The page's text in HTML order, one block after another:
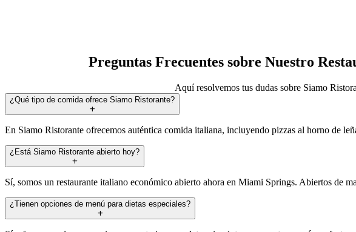
Preguntas Frecuentes sobre Nuestro
Aquí resolvemos tus dudas sobre Siamo
¿Qué tipo de comida ofrece Siamo Ristorante?
En Siamo Ristorante ofrecemos auténtica comida italiana, incluyendo pizzas al horno de
¿Está Siamo Ristorante abierto hoy?
Sí, somos un restaurante italiano económico abierto ahora en Miami Springs. Abiertos de
¿Tienen opciones de menú para dietas especiales?